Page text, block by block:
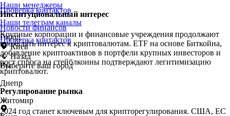
Проверка контактов
Новости финансов
Город
Киев
Назад
Выберите ваш город
Днепр
Житомир
Наши менеджеры
Наши телеграм каналы
Проверка контактов
Рус
Институциональный интерес
Крупные корпорации и финансовые учреждения продолжают
проявлять интерес к криптовалютам. ETF на основе Биткойна,
добавление криптоактивов в портфели крупных инвесторов и
рост спроса на стейблкоины подтверждают легитимизацию
криптовалют.
Регулирование рынка
2024 год станет ключевым для крипторегулирования. США, ЕС